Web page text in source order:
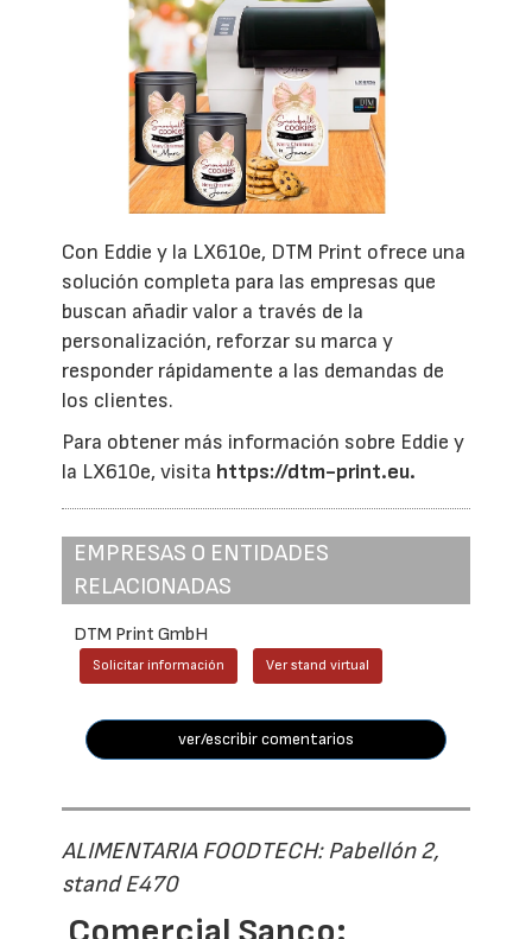
Con Eddie y la LX610e, DTM Print ofrece una
solución completa para las empresas que
buscan añadir valor a través de la
personalización, reforzar su marca y
responder rápidamente a las demandas de
los clientes.
Para obtener más información sobre Eddie y
la LX610e, visita https://dtm-print.eu.
EMPRESAS O ENTIDADES
RELACIONADAS
DTM Print GmbH
Solicitar información Ver stand virtual
ver/escribir comentarios
ALIMENTARIA FOODTECH: Pabellón 2,
stand E470